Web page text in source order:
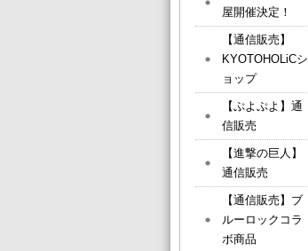
屋開催決定！
【通信販売】
KYOTOHOLiCシ
ョップ
【ぷよぷよ】通
信販売
【進撃の巨人】
通信販売
【通信販売】ブ
ルーロックコラ
ボ商品